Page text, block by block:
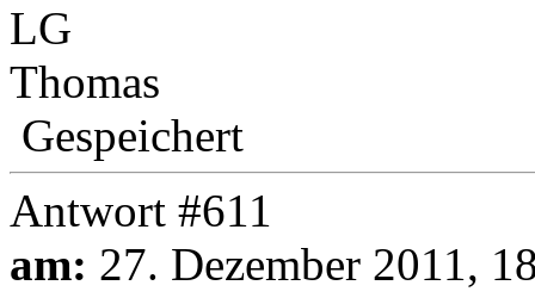
LG
Thomas
Gespeichert
Antwort #611
am: 27. Dezember 2011,